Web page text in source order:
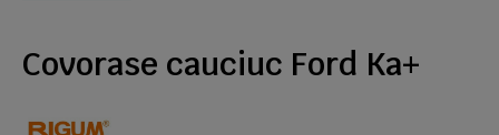
Covorase cauciuc Ford Ka+